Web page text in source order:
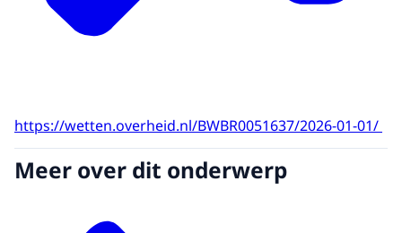
https://wetten.overheid.nl/BWBR0051637/2026-01-01/
Meer over dit onderwerp